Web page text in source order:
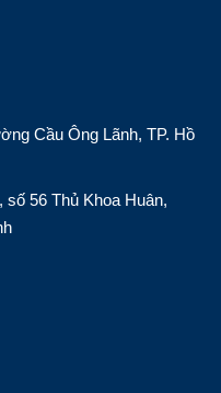
Cầu Ông Lãnh, TP. Hồ
số 56 Thủ Khoa Huân,